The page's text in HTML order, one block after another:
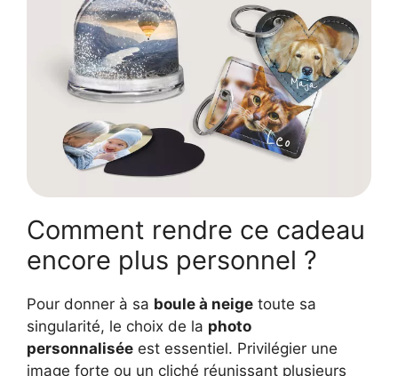
Comment rendre ce cadeau
encore plus personnel ?
Pour donner à sa boule à neige toute sa
singularité, le choix de la photo
personnalisée est essentiel. Privilégier une
image forte ou un cliché réunissant plusieurs